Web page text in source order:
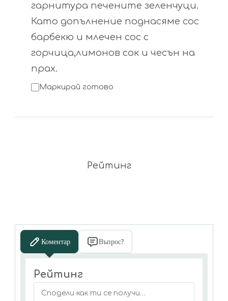
гарнитура печените зеленчуци.
Като допълнение поднасяме сос
барбекю и млечен сос с
горчица,лимонов сок и чесън на
прах.
Маркирай готово
Рейтинг
Коментар Въпрос?
Рейтинг